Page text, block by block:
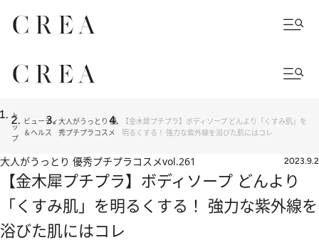
ト
ッ
プ
ビューティ
＆ヘルス
大人がうっとり 優
秀プチプラコスメ
【金木犀プチプラ】ボディソープ どんより「くすみ肌」を
明るくする！ 強力な紫外線を浴びた肌にはコレ
大人がうっとり 優秀プチプラコスメvol.261 2023.9.2
【金木犀プチプラ】ボディソープ どんより
「くすみ肌」を明るくする！ 強力な紫外線を
浴びた肌にはコレ